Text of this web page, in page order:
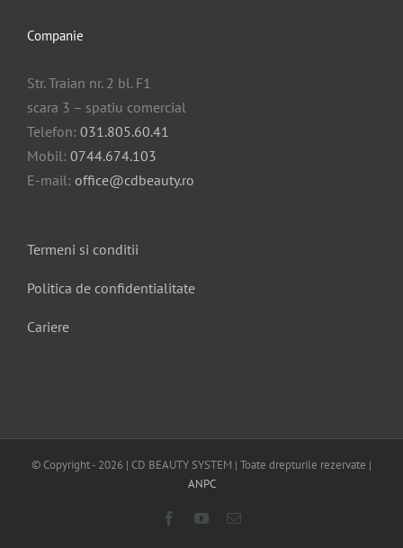
Companie
Str. Traian nr. 2 bl. F1
scara 3 – spatiu comercial
Telefon: 031.805.60.41
Mobil: 0744.674.103
E-mail: office@cdbeauty.ro
Termeni si conditii
Politica de confidentialitate
Cariere
© Copyright - 2026 | CD BEAUTY SYSTEM | Toate drepturile rezervate |
ANPC
FacebookYouTube
E-